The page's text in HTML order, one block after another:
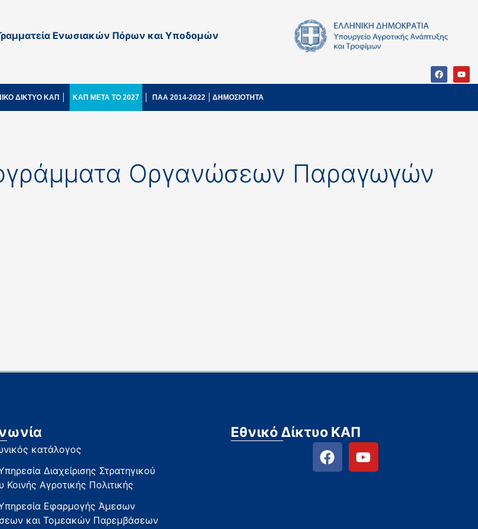
Ενωσιακών Πόρων και Υποδομών
ΔΙΚΤΥΟ ΚΑΠ ΚΑΠ ΜΕΤΑ ΤΟ 2027 ΠΑΑ 2014-2022 ΔΗΜΟΣΙΟΤΗΤΑ
Οργανώσεων Παραγωγών
κατάλογος
Διαχείρισης Στρατηγικού
Κοινής Αγροτικής Πολιτικής
Υπηρεσία Εφαρμογής Άμεσων
και Τομεακών Παρεμβάσεων
Εθνικό Δίκτυο ΚΑΠ